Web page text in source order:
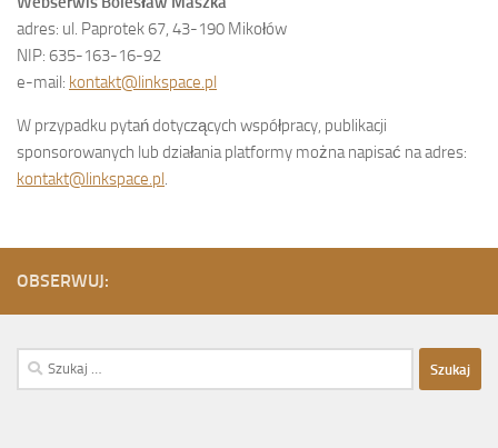
adres: ul. Paprotek 67, 43-190 Mikołów
NIP: 635-163-16-92
e-mail: kontakt@linkspace.pl
W przypadku pytań dotyczących współpracy, publikacji
sponsorowanych lub działania platformy można napisać na adres:
kontakt@linkspace.pl.
OBSERWUJ:
Szukaj: